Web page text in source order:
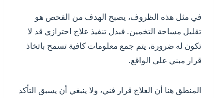
في مثل هذه الظروف، يصبح الهدف من الفحص هو
تقليل مساحة التخمين. فبدل تنفيذ علاج احترازي قد لا
تكون له ضرورة، يتم جمع معلومات كافية تسمح باتخاذ
قرار مبني على الواقع.
المنطق هنا أن العلاج قرار فني، ولا ينبغي أن يسبق التأكد